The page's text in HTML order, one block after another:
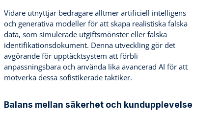
Vidare utnyttjar bedragare alltmer artificiell intelligens
och generativa modeller för att skapa realistiska falska
data, som simulerade utgiftsmönster eller falska
identifikationsdokument. Denna utveckling gör det
avgörande för upptäcktsystem att förbli
anpassningsbara och använda lika avancerad AI för att
motverka dessa sofistikerade taktiker.
Balans mellan säkerhet och kundupplevelse